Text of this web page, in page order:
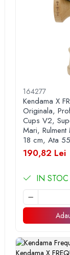
164277
Kendama X
Originala,
Cups V2,
Mari,
18 cm, Ata
190,82 Lei
IN STOC